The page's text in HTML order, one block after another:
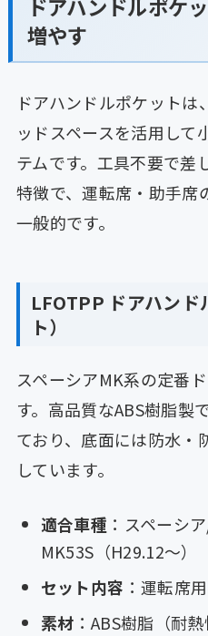
ドアハンドルポケ
増やす
ドアハンドルポケット
ッドスペースを活用して
テムです。工具不要で差
特徴で、運転席・助手席
一般的です。
LFOTPP ドアハン
ト）
スペーシアMK系の定番
す。高品質なABS樹脂製
ており、底面には防水・
しています。
適合車種 ：スペーシ
MK53S（H29.12〜）
セット内容 ：運転席
素材 ：ABS樹脂（耐